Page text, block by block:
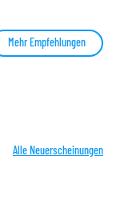
Mehr Empfehlungen
Alle Neuerscheinungen